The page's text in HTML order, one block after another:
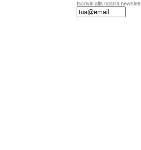
Iscriviti alla nostra